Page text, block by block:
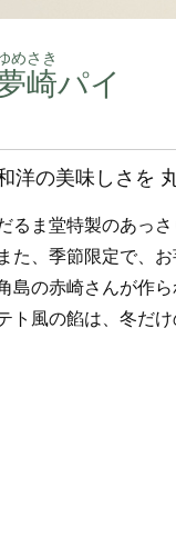
崎
めさき
パイ
洋の美味しさを
るま堂特製のあっ
また、季節限定で、
島の赤崎さんが作
ト風の餡は、冬だけ